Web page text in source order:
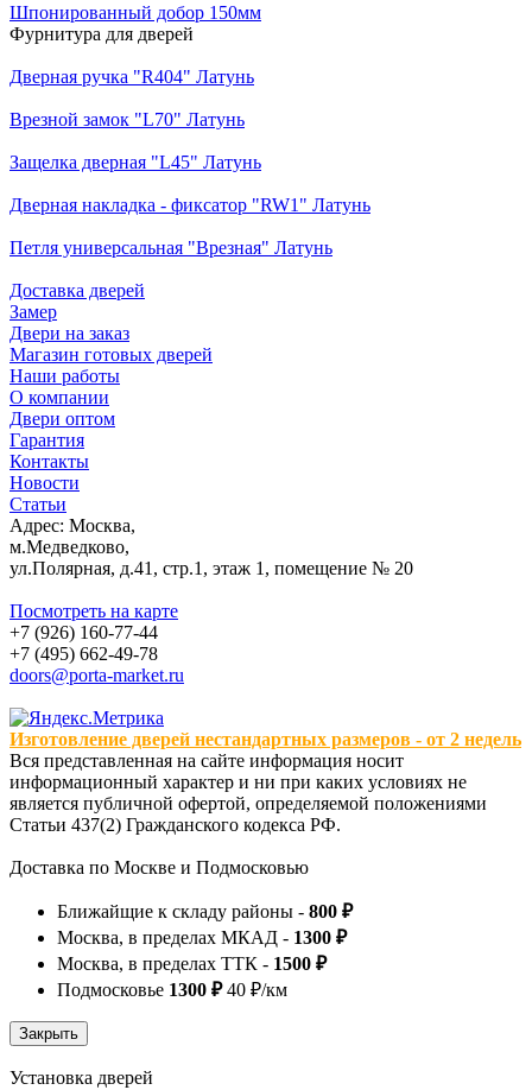
Шпонированный добор 150мм
Фурнитура для дверей
Дверная ручка "R404" Латунь
Врезной замок "L70" Латунь
Защелка дверная "L45" Латунь
Дверная накладка - фиксатор "RW1" Латунь
Петля универсальная "Врезная" Латунь
Доставка дверей
Замер
Двери на заказ
Магазин готовых дверей
Наши работы
О компании
Двери оптом
Гарантия
Контакты
Новости
Статьи
Адрес: Москва,
м.Медведково,
ул.Полярная, д.41, стр.1, этаж 1, помещение № 20
Посмотреть на карте
+7 (926) 160-77-44
+7 (495) 662-49-78
doors@porta-market.ru
Изготовление дверей нестандартных размеров - от 2 недель
Вся представленная на сайте информация носит
информационный характер и ни при каких условиях не
является публичной офертой, определяемой положениями
Статьи 437(2) Гражданского кодекса РФ.
Доставка по Москве и Подмосковью
Ближайщие к складу районы - 800 ₽
Москва, в пределах МКАД - 1300 ₽
Москва, в пределах ТТК - 1500 ₽
Подмосковье 1300 ₽40 ₽/км
Установка дверей